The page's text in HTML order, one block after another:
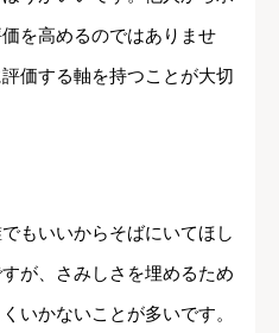
を高めるのではありませ
価する軸を持つことが大切
もいいからそばにいてほし
が、さみしさを埋めるため
いかないことが多いです。